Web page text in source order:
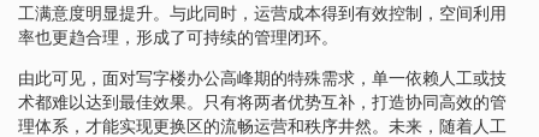
工满意度明显提升。与此同时，运营成本得到有效控制，空间利用
率也更趋合理，形成了可持续的管理闭环。
由此可见，面对写字楼办公高峰期的特殊需求，单一依赖人工或技
术都难以达到最佳效果。只有将两者优势互补，打造协同高效的管
理体系，才能实现更换区的流畅运营和秩序井然。未来，随着人工